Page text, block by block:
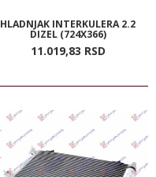
HLADNJAK INTERKULERA 2.2
DIZEL (724X366)
11.019,83 RSD